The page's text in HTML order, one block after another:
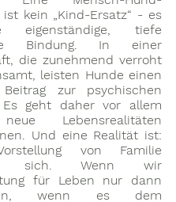
ist kein „Kind-Ersatz“ - es
tiefe
Bindung. In einer
die zunehmend verroht
leisten Hunde einen
Beitrag zur psychischen
geht daher vor allem
Lebensrealitäten
Und eine Realität ist:
von Familie
sich. Wenn wir
für Leben nur dann
wenn es dem